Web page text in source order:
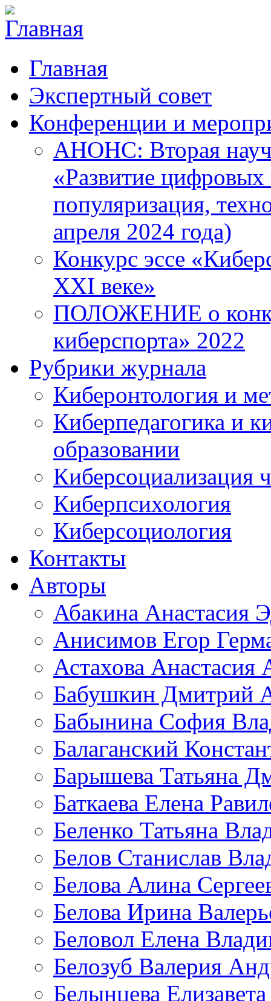
Главная
Экспертный совет
Конференции и
АНОНС: Вторая
«Развитие цифровых
популяризация,
апреля 2024 года)
Конкурс эссе
XXI веке»
ПОЛОЖЕНИЕ о
киберспорта» 2022
Рубрики журнала
Киберонтология и
Киберпедагогика и
образовании
Киберсоциализация
Киберпсихология
Киберсоциология
Контакты
Авторы
Абакина Анастасия
Анисимов Егор
Астахова Анастасия
Бабушкин Дмитрий
Бабынина София
Балаганский
Барышева Татьяна
Баткаева Елена
Беленко Татьяна
Белов Станислав
Белова Алина
Белова Ирина
Беловол Елена
Белозуб Валерия
Белынцева